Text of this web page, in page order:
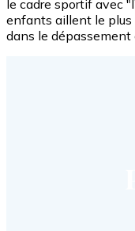
le cadre sportif avec
enfants aillent le plus
dans le dépassement